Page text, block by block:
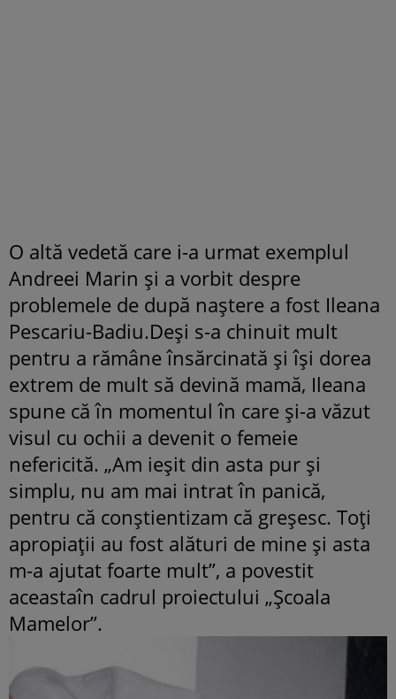
O altă vedetă care i-a urmat exemplul
Andreei Marin şi a vorbit despre
problemele de după naştere a fost Ileana
Pescariu-Badiu.Deși s-a chinuit mult
pentru a rămâne însărcinată și își dorea
extrem de mult să devină mamă, Ileana
spune că în momentul în care și-a văzut
visul cu ochii a devenit o femeie
nefericită. „Am ieșit din asta pur și
simplu, nu am mai intrat în panică,
pentru că conștientizam că greșesc. Toți
apropiații au fost alături de mine și asta
m-a ajutat foarte mult”, a povestit
aceastaîn cadrul proiectului „Şcoala
Mamelor”.